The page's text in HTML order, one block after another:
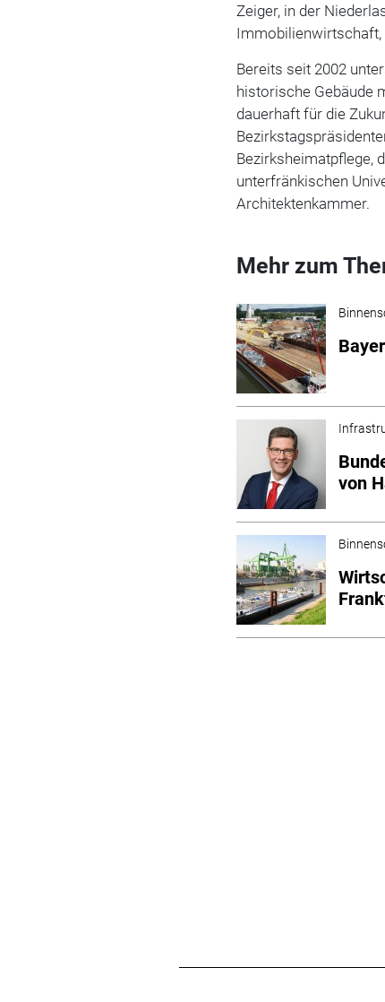
Zeiger, in der
Immobilienwirtschaft,
Bereits seit 2002
historische Gebäude
dauerhaft für die
Bezirksheimatpflege,
unterfränkischen
Architektenkammer.
Mehr zum
von